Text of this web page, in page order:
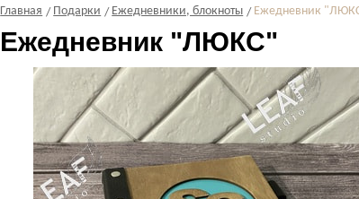
Главная Подарки Ежедневники, блокноты Ежедневник
Ежедневник "ЛЮКС"